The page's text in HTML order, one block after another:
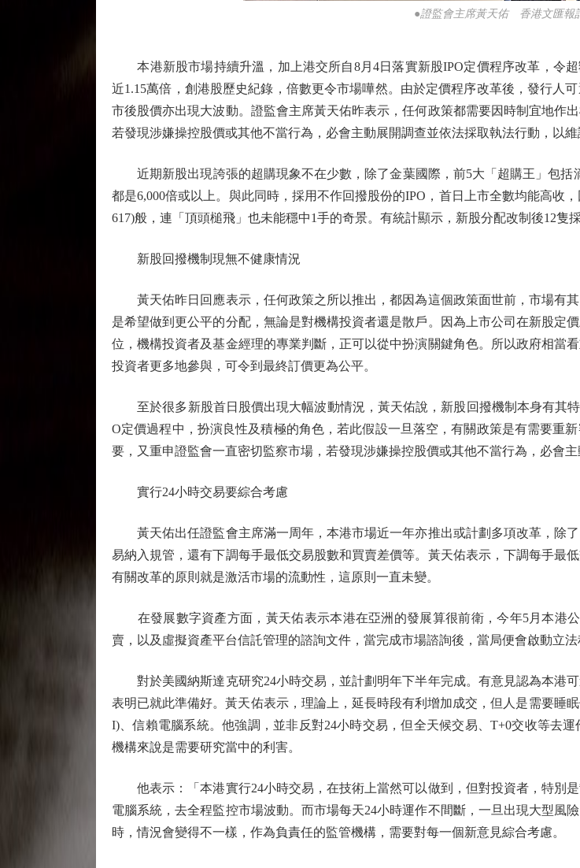
●證監會主席黃天佑 香港文匯報
本港新股市場持續升溫，加上港交所自8月4日落實新股IPO定價程序改革，令
近1.15萬倍，創港股歷史紀錄，倍數更令市場嘩然。由於定價程序改革後，發行人
市後股價亦出現大波動。證監會主席黃天佑昨表示，任何政策都需要因時制宜地作
若發現涉嫌操控股價或其他不當行為，必會主動展開調查並依法採取執法行動，以
近期新股出現誇張的超購現象不在少數，除了金葉國際，前5大「超購王」包括
都是6,000倍或以上。與此同時，採用不作回撥股份的IPO，首日上市全數均能高收
617)般，連「頂頭槌飛」也未能穩中1手的奇景。有統計顯示，新股分配改制後12隻
新股回撥機制現無不健康情況
黃天佑昨日回應表示，任何政策之所以推出，都因為這個政策面世前，市場有
是希望做到更公平的分配，無論是對機構投資者還是散戶。因為上市公司在新股定
位，機構投資者及基金經理的專業判斷，正可以從中扮演關鍵角色。所以政府相當
投資者更多地參與，可令到最終訂價更為公平。
至於很多新股首日股價出現大幅波動情況，黃天佑說，新股回撥機制本身有其
O定價過程中，扮演良性及積極的角色，若此假設一旦落空，有關政策是有需要重
要，又重申證監會一直密切監察市場，若發現涉嫌操控股價或其他不當行為，必會主
實行24小時交易要綜合考慮
黃天佑出任證監會主席滿一周年，本港市場近一年亦推出或計劃多項改革，除
易納入規管，還有下調每手最低交易股數和買賣差價等。黃天佑表示，下調每手最
有關改革的原則就是激活市場的流動性，這原則一直未變。
在發展數字資產方面，黃天佑表示本港在亞洲的發展算很前衛，今年5月本港
賣，以及虛擬資產平台信託管理的諮詢文件，當完成市場諮詢後，當局便會啟動立法
對於美國納斯達克研究24小時交易，並計劃明年下半年完成。有意見認為本港
表明已就此準備好。黃天佑表示，理論上，延長時段有利增加成交，但人是需要睡
I)、信賴電腦系統。他強調，並非反對24小時交易，但全天候交易、T+0交收等去
機構來說是需要研究當中的利害。
他表示：「本港實行24小時交易，在技術上當然可以做到，但對投資者，特別
電腦系統，去全程監控市場波動。而市場每天24小時運作不間斷，一旦出現大型風
時，情況會變得不一樣，作為負責任的監管機構，需要對每一個新意見綜合考慮。